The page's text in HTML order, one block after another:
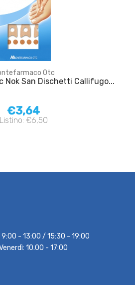
Otc
Nok San Dischetti Callifugo...
€3,64
Listino: €6,50
9:00 - 13:00 / 15:30 - 19:00
10.00 - 17:00